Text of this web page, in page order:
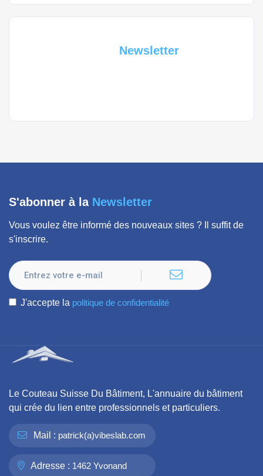
Newsletter
S'abonner à la Newsletter
Vous voulez être informé des nouveaux sites ? Il suffit de
s'inscrire.
J'accepte la politique de confidentialité
Le Couteau Suisse Du Bâtiment, L'annuaire du bâtiment
qui crée du lien entre professionnels et particuliers.
Mail : patrick(a)vibeslab.com
Adresse : 1462 Yvonand